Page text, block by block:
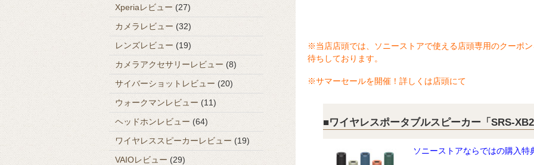
※当店店頭では、ソニーストアで使える店頭専用のクーポ
待ちしております。
※サマーセールを開催！詳しくは店頭にて
■ワイヤレスポータブルスピーカー「SRS-
ソニーストアならではの購入特
Xperiaレビュー(27)
カメラレビュー (32)
レンズレビュー (19)
カメラアクセサリーレビュー (8)
サイバーショットレビュー (20)
ウォークマンレビュー (11)
ヘッドホンレビュー (64)
ワイヤレススピーカーレビュー (19)
VAIOレビュー (29)